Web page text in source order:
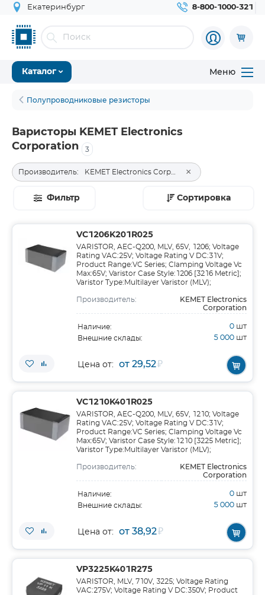
Екатеринбург 8-800-1000-321
Каталог Меню
Полупроводниковые резисторы
Варисторы KEMET Electronics
Corporation
3
Производитель: ×
Фильтр Сортировка
VC1206K201R025
VARISTOR, AEC-Q200, MLV, 65V, 1206; Voltage
Rating VAC:25V; Voltage Rating V DC:31V;
Product Range:VC Series; Clamping Voltage Vc
Max:65V; Varistor Case Style:1206 [3216 Metric];
Varistor Type:Multilayer Varistor (MLV);
Производитель:
KEMET Electronics
Corporation
Наличие: 0 шт
Внешние склады: 5 000 шт
Цена от: от 29,52₽
VC1210K401R025
VARISTOR, AEC-Q200, MLV, 65V, 1210; Voltage
Rating VAC:25V; Voltage Rating V DC:31V;
Product Range:VC Series; Clamping Voltage Vc
Max:65V; Varistor Case Style:1210 [3225 Metric];
Varistor Type:Multilayer Varistor (MLV);
Производитель:
KEMET Electronics
Corporation
Наличие: 0 шт
Внешние склады: 5 000 шт
Цена от: от 38,92₽
VP3225K401R275
VARISTOR, MLV, 710V, 3225; Voltage Rating
VAC:275V; Voltage Rating V DC:350V; Product